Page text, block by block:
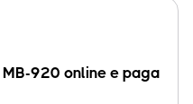
920 online e paga